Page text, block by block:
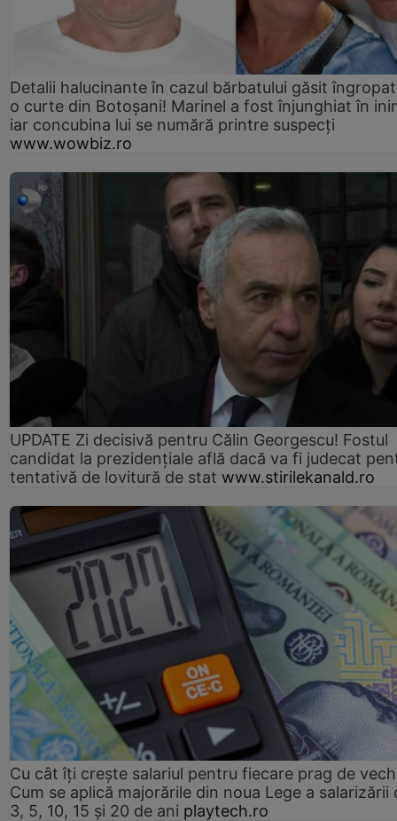
Detalii halucinante în cazul bărbatului găsit
o curte din Botoșani! Marinel a fost înjunghiat în
iar concubina lui se numără printre suspecți
www.wowbiz.ro
UPDATE Zi decisivă pentru Călin Georgescu! Fostul
candidat la prezidențiale află dacă va fi judecat
tentativă de lovitură de stat www.stirilekanald.ro
Cu cât îți crește salariul pentru fiecare prag de
Cum se aplică majorările din noua Lege a salarizării
3, 5, 10, 15 și 20 de ani playtech.ro